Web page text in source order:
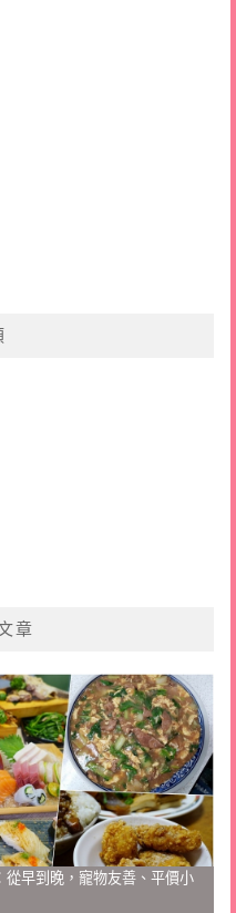
章
從早到晚，寵物友善、平價小